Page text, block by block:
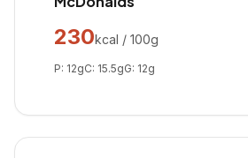
230kcal / 100g
P: 12gC: 15.5gG: 12g